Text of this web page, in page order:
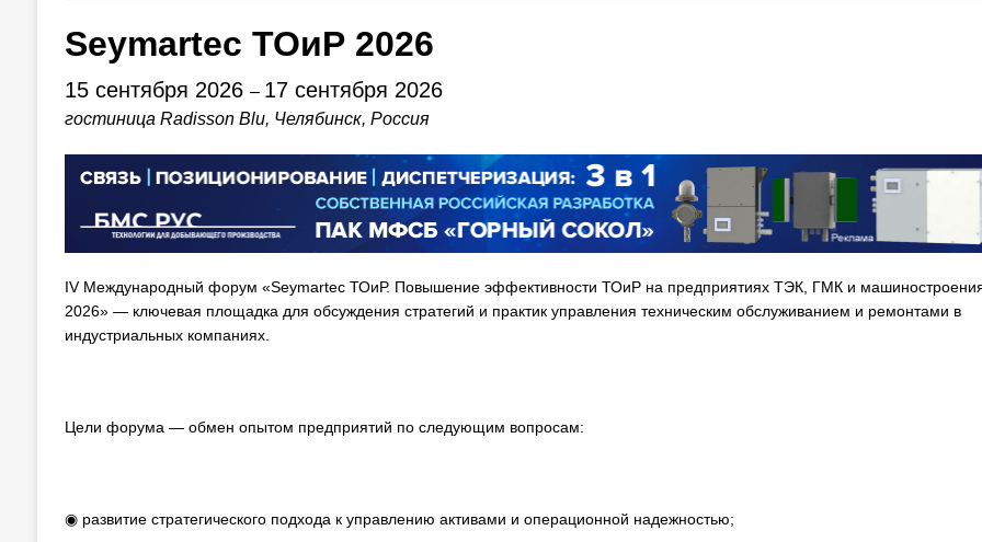
Seymartec ТОиР 2026
15 сентября 2026 – 17 сентября 2026
гостиница Radisson Blu, Челябинск, Россия
IV Международный форум «Seymartec ТОиР. Повышение эффективности ТОиР на предприятиях ТЭК, ГМК и
2026» — ключевая площадка для обсуждения стратегий и практик управления техническим обслуживанием и ремонтами в
индустриальных компаниях.
Цели форума — обмен опытом предприятий по следующим вопросам:
◉ развитие стратегического подхода к управлению активами и операционной надежностью;